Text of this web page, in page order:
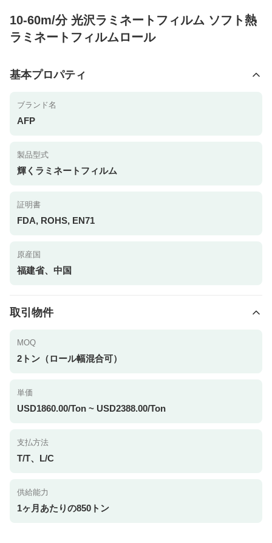
10-60m/分 光沢ラミネートフィルム ソフト熱
ラミネートフィルムロール
基本プロパティ
ブランド名
AFP
製品型式
輝くラミネートフィルム
証明書
FDA, ROHS, EN71
原産国
福建省、中国
取引物件
MOQ
2トン（ロール幅混合可）
単価
USD1860.00/Ton ~ USD2388.00/Ton
支払方法
T/T、L/C
供給能力
1ヶ月あたりの850トン